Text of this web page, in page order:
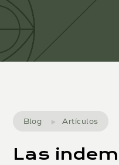
Blog Artículos
Las